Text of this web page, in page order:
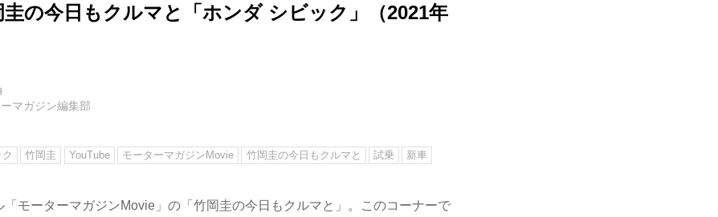
圭の今日もクルマと「ホンダ シビック」（2021年
マガジン編集部
竹岡圭 YouTube モーターマガジンMovie 竹岡圭の今日もクルマと 試乗 新車
「モーターマガジンMovie」の「竹岡圭の今日もクルマと」。このコーナーで